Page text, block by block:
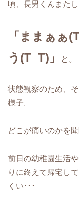
頃、長男くんまた
「ままぁぁ
う(T_T)」
と。
状態観察のため、
様子。
どこが痛いのかを
前日の幼稚園生活
りに終えて帰宅し
くい･･･